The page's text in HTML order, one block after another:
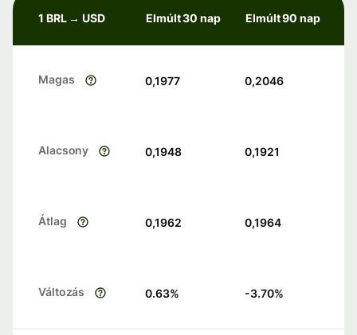
1 BRL → USD Elmúlt 30 nap Elmúlt 90 nap
Magas 0,1977 0,2046
Alacsony 0,1948 0,1921
Átlag 0,1962 0,1964
Változás 0.63% -3.70%